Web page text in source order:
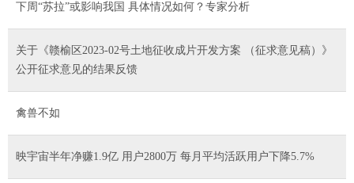
下周“苏拉”或影响我国 具体情况如何？专家分析
关于《赣榆区2023-02号土地征收成片开发方案 （征求意见稿）》
公开征求意见的结果反馈
禽兽不如
映宇宙半年净赚1.9亿 用户2800万 每月平均活跃用户下降5.7%